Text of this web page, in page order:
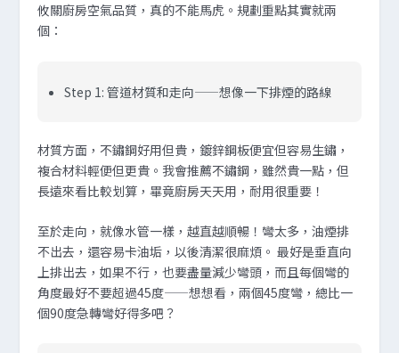
攸關廚房空氣品質，真的不能馬虎。規劃重點其實就兩
個：
Step 1: 管道材質和走向——想像一下排煙的路線
材質方面，不鏽鋼好用但貴，鍍鋅鋼板便宜但容易生鏽，
複合材料輕便但更貴。我會推薦不鏽鋼，雖然貴一點，但
長遠來看比較划算，畢竟廚房天天用，耐用很重要！
至於走向，就像水管一樣，越直越順暢！彎太多，油煙排
不出去，還容易卡油垢，以後清潔很麻煩。 最好是垂直向
上排出去，如果不行，也要盡量減少彎頭，而且每個彎的
角度最好不要超過45度——想想看，兩個45度彎，總比一
個90度急轉彎好得多吧？